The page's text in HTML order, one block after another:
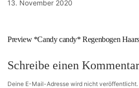
13. November 2020
Preview *Candy candy* Regenbogen
Schreibe einen Kommentar
Deine E-Mail-Adresse wird nicht veröffentlicht.